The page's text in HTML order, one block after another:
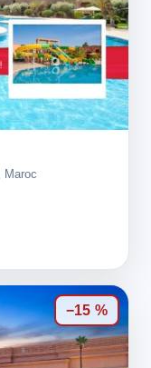
Maroc
−15 %